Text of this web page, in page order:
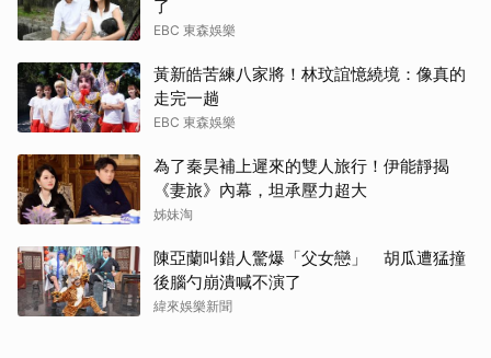
了
EBC 東森娛樂
黃新皓苦練八家將！林玟誼憶繞境：像真的
走完一趟
EBC 東森娛樂
為了秦昊補上遲來的雙人旅行！伊能靜揭
《妻旅》內幕，坦承壓力超大
姊妹淘
陳亞蘭叫錯人驚爆「父女戀」 胡瓜遭猛撞
後腦勺崩潰喊不演了
緯來娛樂新聞